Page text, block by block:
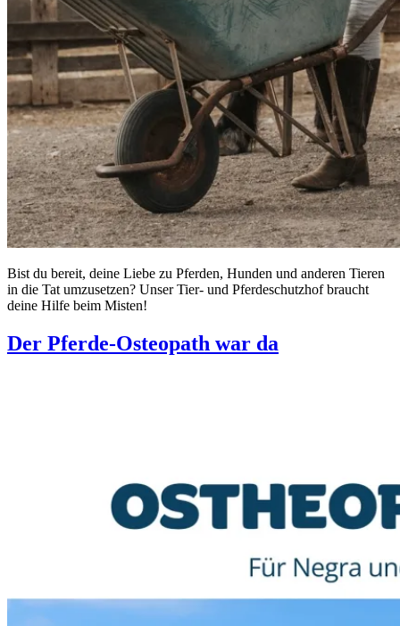
Bist du bereit, deine Liebe zu Pferden, Hunden und anderen Tieren
in die Tat umzusetzen? Unser Tier- und Pferdeschutzhof braucht
deine Hilfe beim Misten!
Der Pferde-Osteopath war da